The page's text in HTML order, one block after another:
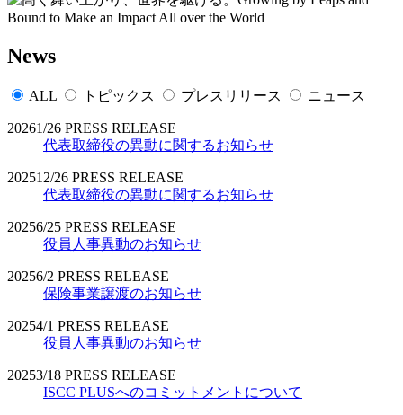
News
ALL トピックス プレスリリース ニュース
20261/26 PRESS RELEASE
代表取締役の異動に関するお知らせ
202512/26 PRESS RELEASE
代表取締役の異動に関するお知らせ
20256/25 PRESS RELEASE
役員人事異動のお知らせ
20256/2 PRESS RELEASE
保険事業譲渡のお知らせ
20254/1 PRESS RELEASE
役員人事異動のお知らせ
20253/18 PRESS RELEASE
ISCC PLUSへのコミットメントについて